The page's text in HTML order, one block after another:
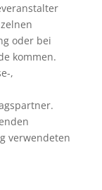
oder bei
kommen.
,
verwendeten